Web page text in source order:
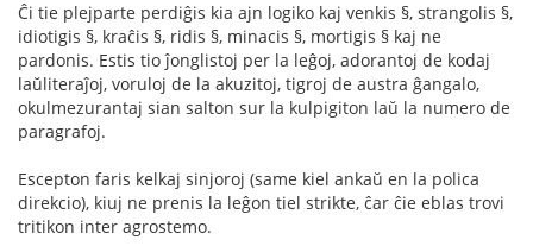
Ĉi tie plejparte perdiĝis kia ajn logiko kaj venkis §, strangolis §,
idiotigis §, kraĉis §, ridis §, minacis §, mortigis § kaj ne
pardonis. Estis tio ĵonglistoj per la leĝoj, adorantoj de kodaj
laŭliteraĵoj, voruloj de la akuzitoj, tigroj de austra ĝangalo,
okulmezurantaj sian salton sur la kulpigiton laŭ la numero de
paragrafoj.
Escepton faris kelkaj sinjoroj (same kiel ankaŭ en la polica
direkcio), kiuj ne prenis la leĝon tiel strikte, ĉar ĉie eblas trovi
tritikon inter agrostemo.